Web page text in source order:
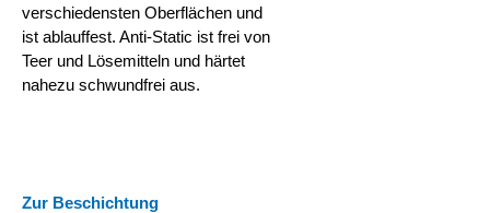
verschiedensten Oberflächen und
ist ablauffest. Anti-Static ist frei von
Teer und Lösemitteln und härtet
nahezu schwundfrei aus.
Zur Beschichtung